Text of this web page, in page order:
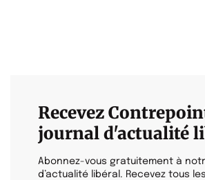
Recevez
journal d'actualité
Abonnez-vous gratuitement à
d’actualité libéral. Recevez tous